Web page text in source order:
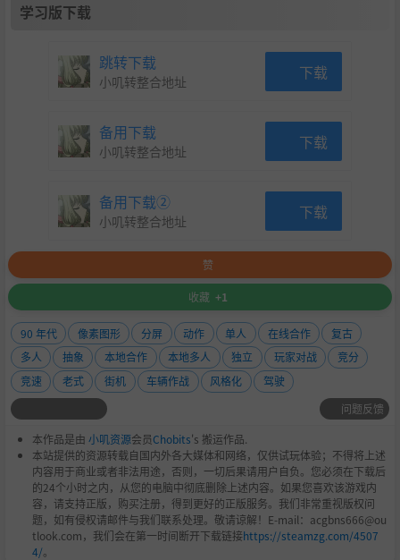
学习版下载
跳转下载
小叽转整合地址 下载
备用下载
小叽转整合地址 下载
备用下载②
小叽转整合地址 下载
赞
收藏 +1
90 年代 像素图形 分屏 动作 单人 在线合作
复古
多人
抽象 本地合作 本地多人 独立 玩家对战
竞分
竞速
老式 街机 车辆作战 风格化
驾驶
问题反馈
本作品是由 小叽资源会员Chobits's 搬运作品.
本站提供的资源转载自国内外各大媒体和网络，仅供试玩体验；不得将上述
内容用于商业或者非法用途，否则，一切后果请用户自负。您必须在下载后
的24个小时之内，从您的电脑中彻底删除上述内容。如果您喜欢该游戏内
容，请支持正版，购买注册，得到更好的正版服务。我们非常重视版权问
题，如有侵权请邮件与我们联系处理。敬请谅解！E-mail：acgbns666@ou
tlook.com，我们会在第一时间断开下载链接https://steamzg.com/4507
4/。